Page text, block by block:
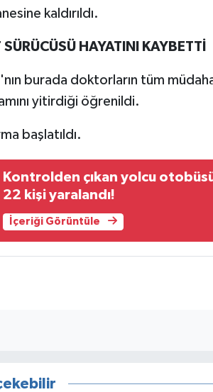
kaldırıldı.
HAYATINI KAYBETTİ
burada doktorların tüm
yitirdiği öğrenildi.
başlatıldı.
Kontrolden çıkan yolcu
22 kişi yaralandı!
İçeriği Görüntüle